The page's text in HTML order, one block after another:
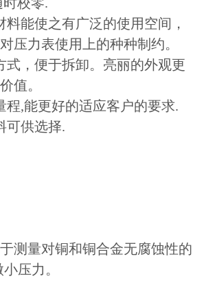
料能使之有广泛的使用空间，
压力表使用上的种种制约。
式，便于拆卸。亮丽的外观更
值。
程,能更好的适应客户的要求.
可供选择.
测量对铜和铜合金无腐蚀性的
压力。